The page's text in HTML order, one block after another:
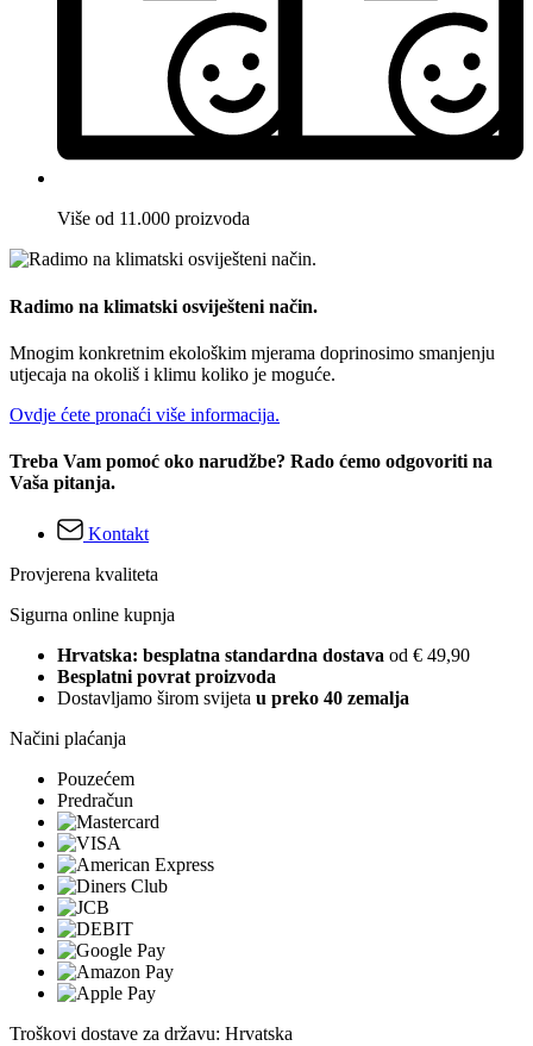
Više od 11.000 proizvoda
Radimo na klimatski osviješteni način.
Mnogim konkretnim ekološkim mjerama doprinosimo smanjenju
utjecaja na okoliš i klimu koliko je moguće.
Ovdje ćete pronaći više informacija.
Treba Vam pomoć oko narudžbe? Rado ćemo odgovoriti na
Vaša pitanja.
Kontakt
Provjerena kvaliteta
Sigurna online kupnja
Hrvatska: besplatna standardna dostava od € 49,90
Besplatni povrat proizvoda
Dostavljamo širom svijeta u preko 40 zemalja
Načini plaćanja
Pouzećem
Predračun
Troškovi dostave za državu: Hrvatska